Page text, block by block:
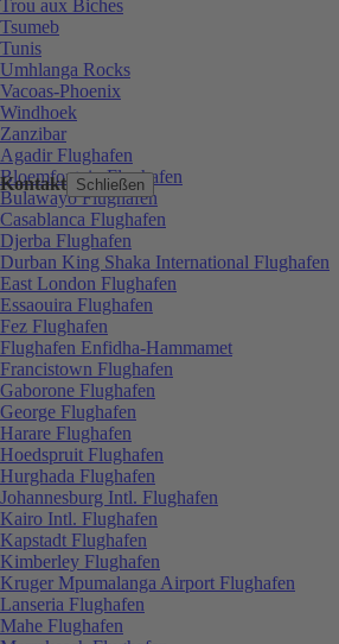
Kontakt Schließen
Trou aux Biches
Tsumeb
Tunis
Umhlanga Rocks
Vacoas-Phoenix
Windhoek
Zanzibar
Agadir Flughafen
Bloemfontein Flughafen
Bulawayo Flughafen
Casablanca Flughafen
Djerba Flughafen
Durban King Shaka International Flughafen
East London Flughafen
Essaouira Flughafen
Fez Flughafen
Flughafen Enfidha-Hammamet
Francistown Flughafen
Gaborone Flughafen
George Flughafen
Harare Flughafen
Hoedspruit Flughafen
Hurghada Flughafen
Johannesburg Intl. Flughafen
Kairo Intl. Flughafen
Kapstadt Flughafen
Kimberley Flughafen
Kruger Mpumalanga Airport Flughafen
Lanseria Flughafen
Mahe Flughafen